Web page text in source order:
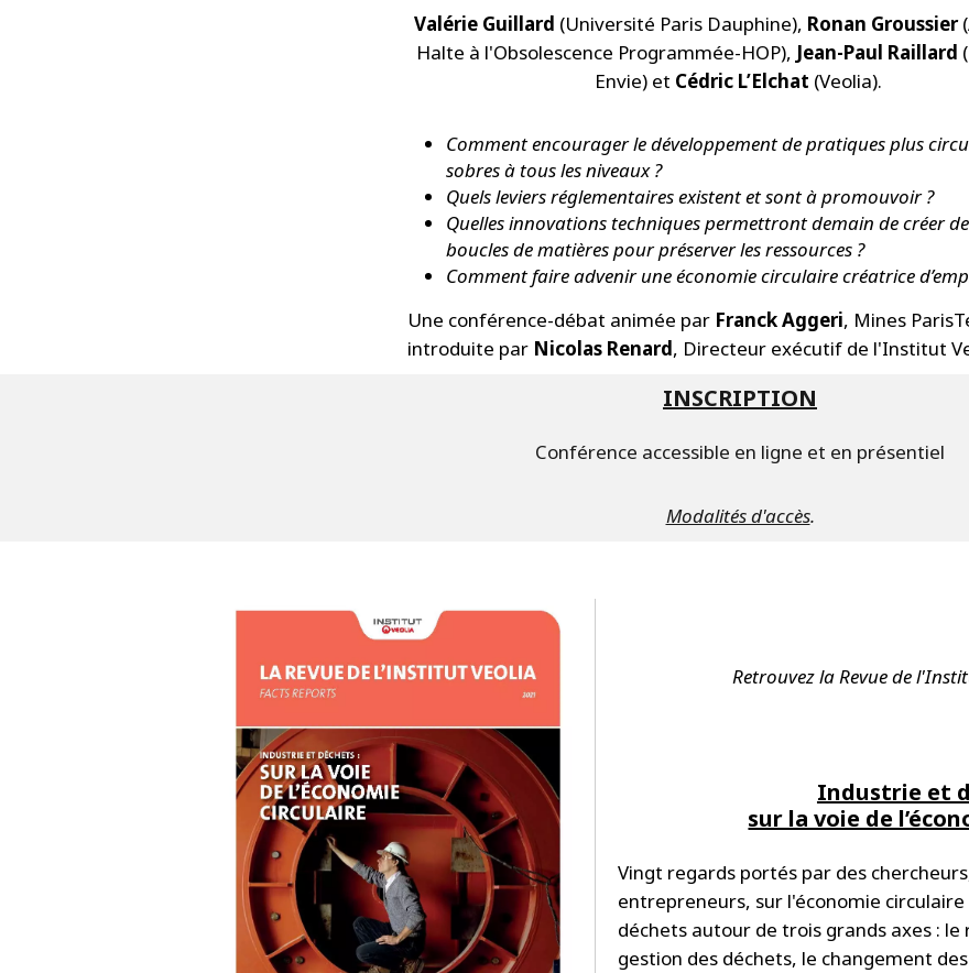
Valérie Guillard (Université Paris Dauphine), Ronan Groussier
Halte à l'Obsolescence Programmée-HOP), Jean-Paul Raillard
Envie) et Cédric L’Elchat (Veolia).
Comment encourager le développement de pratiques plus
sobres à tous les niveaux ?
Quels leviers réglementaires existent et sont à promouvoir ?
Quelles innovations techniques permettront demain de créer
boucles de matières pour préserver les ressources ?
Comment faire advenir une économie circulaire créatrice
Une conférence-débat animée par Franck Aggeri, Mines
introduite par Nicolas Renard, Directeur exécutif de l'Institut
INSCRIPTION
Conférence accessible en ligne et en présentiel
Modalités d'accès.
Retrouvez la Revue de
Industrie et
sur la voie de
Vingt regards portés par des
entrepreneurs, sur l'économie
déchets autour de trois grands axes :
gestion des déchets, le changement